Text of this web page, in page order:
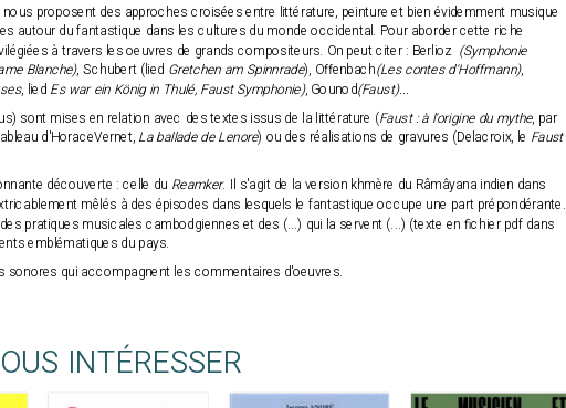
proposent des approches croisées entre littérature, peinture et bien évidemment musique
autour du fantastique dans les cultures du monde occidental. Pour aborder cette riche
à travers les oeuvres de grands compositeurs. On peut citer : Berlioz (Symphonie
Blanche), Schubert(lied Gretchen am Spinnrade), Offenbach(Les contes d'Hoffmann),
, lied Es war ein König in Thulé, Faust Symphonie), Gounod(Faust)...
sont mises en relation avec des textes issus de la littérature (Faust : à l'origine du mythe, par
d'HoraceVernet, La ballade de Lenore) ou des réalisations de gravures (Delacroix, le Faust
découverte : celle du Reamker. Il s'agit de la version khmère du Râmâyana indien dans
mêlés à des épisodes dans lesquels le fantastique occupe une part prépondérante.
pratiques musicales cambodgiennes et des (...) qui la servent (...) (texte en fichier pdf dans
emblématiques du pays.
qui accompagnent les commentaires d'oeuvres.
INTÉRESSER